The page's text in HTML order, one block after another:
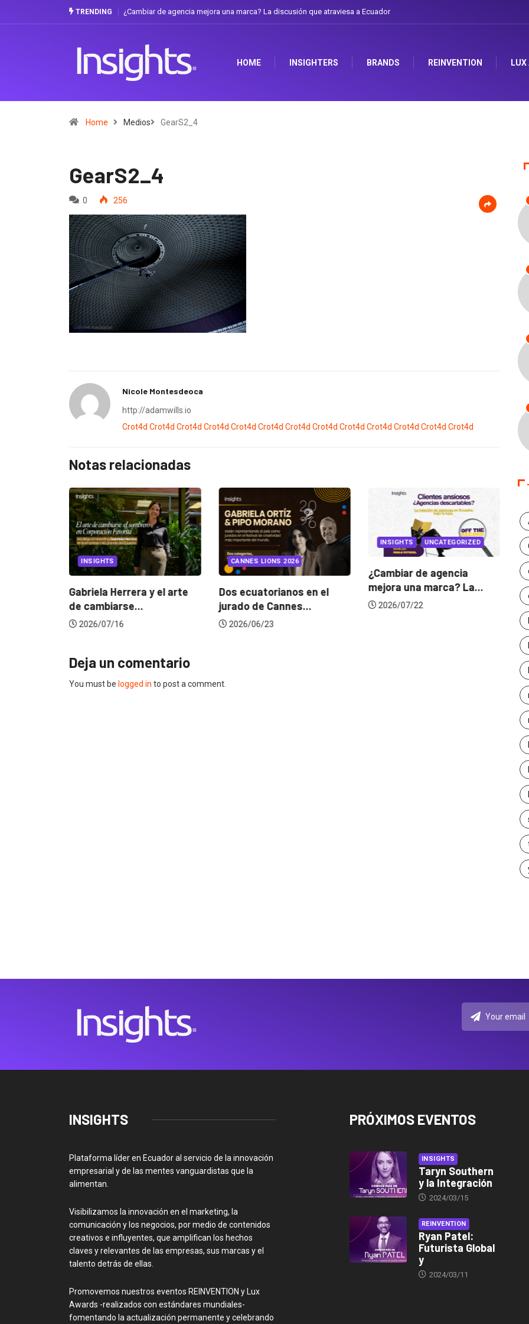
TRENDING ¿Cambiar de agencia mejora una marca? La discusión que atraviesa a Ecuador
HOME INSIGHTERS BRANDS REINVENTION LUX
Home Medios GearS2_4
GearS2_4
0 256
Nicole Montesdeoca
http://adamwills.io
Crot4d Crot4d Crot4d Crot4d Crot4d Crot4d Crot4d Crot4d Crot4d Crot4d Crot4d Crot4d Crot4d
Notas relacionadas
INSIGHTS
Gabriela Herrera y el arte
de cambiarse...
2026/07/16
CANNES LIONS 2026
Dos ecuatorianos en el
jurado de Cannes...
2026/06/23
INSIGHTS UNCATEGORIZED
¿Cambiar de agencia
mejora una marca? La...
2026/07/22
Deja un comentario
You must be logged in to post a comment.
INSIGHTS
Plataforma líder en Ecuador al servicio de la innovación
empresarial y de las mentes vanguardistas que la
alimentan.
Visibilizamos la innovación en el marketing, la
comunicación y los negocios, por medio de contenidos
creativos e influyentes, que amplifican los hechos
claves y relevantes de las empresas, sus marcas y el
talento detrás de ellas.
Promovemos nuestros eventos REINVENTION y Lux
Awards -realizados con estándares mundiales-
fomentando la actualización permanente y celebrando
PRÓXIMOS EVENTOS
INSIGHTS
Taryn Southern
y la Integración
2024/03/15
REINVENTION
Ryan Patel:
Futurista Global
y
2024/03/11